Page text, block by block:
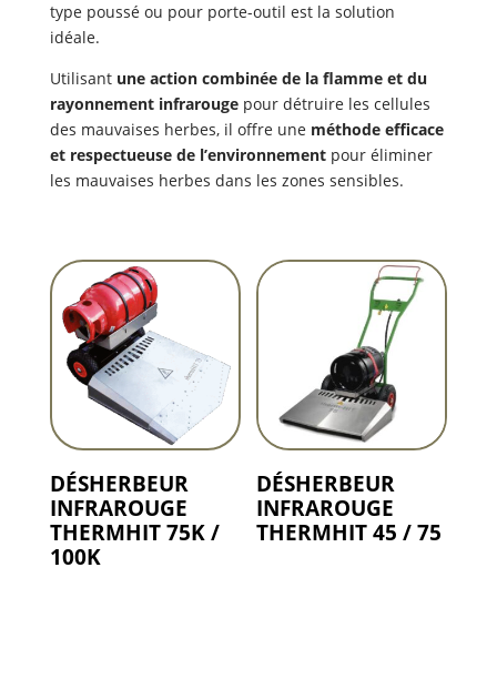
type poussé ou pour porte-outil est la solution
idéale.
Utilisant une action combinée de la flamme et du
rayonnement infrarougepour détruire les cellules
des mauvaises herbes, il offre une méthode efficace
et respectueuse de l’environnementpour éliminer
les mauvaises herbes dans les zones sensibles.
DÉSHERBEUR
INFRAROUGE
THERMHIT 75K /
100K
DÉSHERBEUR
INFRAROUGE
THERMHIT 45 / 75